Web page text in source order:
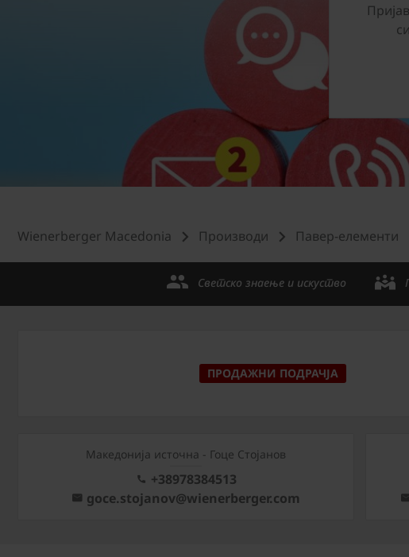
Wienerberger Macedonia Производи Павер-елементи
Светско знаење и искуство
ПРОДАЖНИ ПОДРАЧЈА
Македонија источна - Гоце Стојанов
+38978384513
goce.stojanov@wienerberger.com